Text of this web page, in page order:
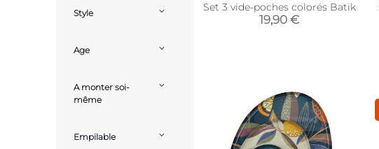
Style
Age
A monter soi-
même
Empilable
Set 3 vide-poches colorés Batik
19,90 €